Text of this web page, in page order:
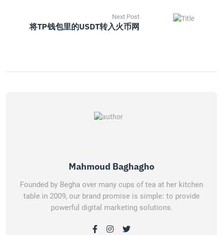
Next Post
将TP钱包里的USDT转入火币网
Mahmoud Baghagho
Founded by Begha over many cups of tea at her kitchen
table in 2009, our brand promise is simple: to provide
powerful digital marketing solutions.